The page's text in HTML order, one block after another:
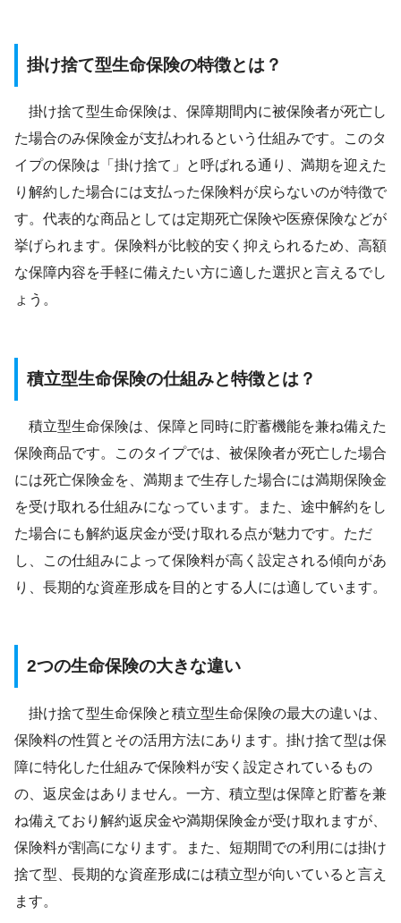
掛け捨て型生命保険の特徴とは？
掛け捨て型生命保険は、保障期間内に被保険者が死亡し
た場合のみ保険金が支払われるという仕組みです。このタ
イプの保険は「掛け捨て」と呼ばれる通り、満期を迎えた
り解約した場合には支払った保険料が戻らないのが特徴で
す。代表的な商品としては定期死亡保険や医療保険などが
挙げられます。保険料が比較的安く抑えられるため、高額
な保障内容を手軽に備えたい方に適した選択と言えるでし
ょう。
積立型生命保険の仕組みと特徴とは？
積立型生命保険は、保障と同時に貯蓄機能を兼ね備えた
保険商品です。このタイプでは、被保険者が死亡した場合
には死亡保険金を、満期まで生存した場合には満期保険金
を受け取れる仕組みになっています。また、途中解約をし
た場合にも解約返戻金が受け取れる点が魅力です。ただ
し、この仕組みによって保険料が高く設定される傾向があ
り、長期的な資産形成を目的とする人には適しています。
2つの生命保険の大きな違い
掛け捨て型生命保険と積立型生命保険の最大の違いは、
保険料の性質とその活用方法にあります。掛け捨て型は保
障に特化した仕組みで保険料が安く設定されているもの
の、返戻金はありません。一方、積立型は保障と貯蓄を兼
ね備えており解約返戻金や満期保険金が受け取れますが、
保険料が割高になります。また、短期間での利用には掛け
捨て型、長期的な資産形成には積立型が向いていると言え
ます。